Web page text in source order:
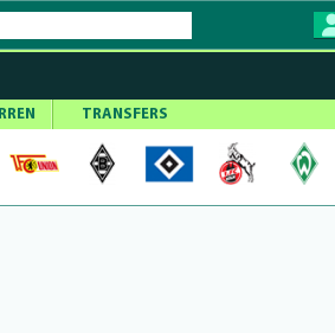
TRANSFERS